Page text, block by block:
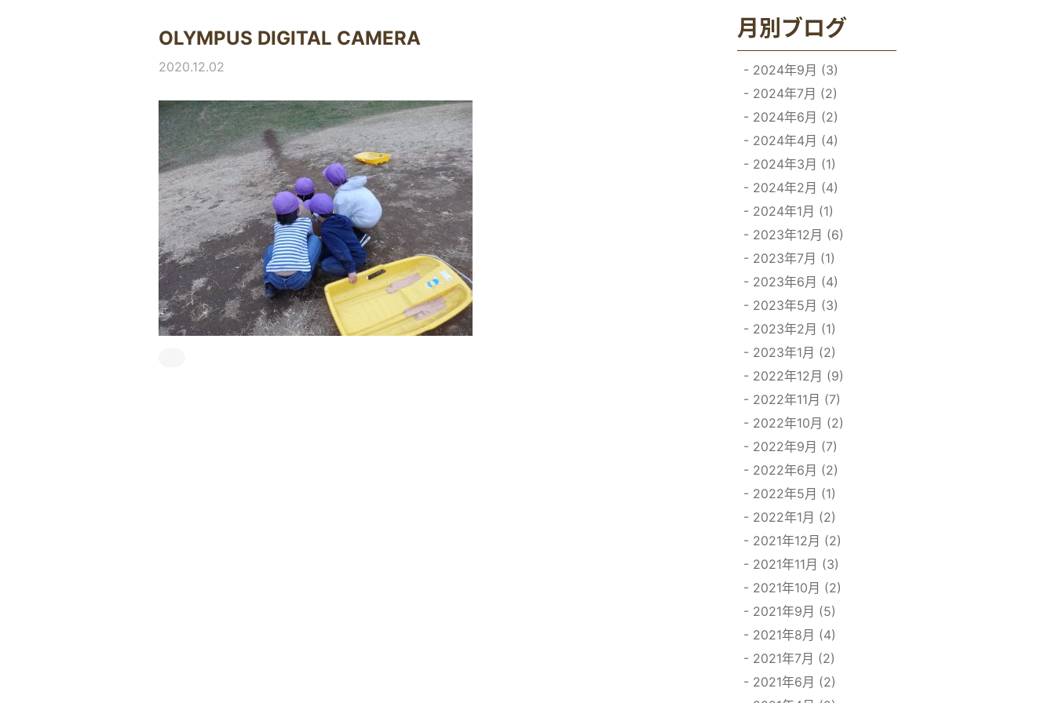
OLYMPUS DIGITAL CAMERA
2020.12.02
月別ブログ
2024年9月 (3)
2024年7月 (2)
2024年6月 (2)
2024年4月 (4)
2024年3月 (1)
2024年2月 (4)
2024年1月 (1)
2023年12月 (6)
2023年7月 (1)
2023年6月 (4)
2023年5月 (3)
2023年2月 (1)
2023年1月 (2)
2022年12月 (9)
2022年11月 (7)
2022年10月 (2)
2022年9月 (7)
2022年6月 (2)
2022年5月 (1)
2022年1月 (2)
2021年12月 (2)
2021年11月 (3)
2021年10月 (2)
2021年9月 (5)
2021年8月 (4)
2021年7月 (2)
2021年6月 (2)